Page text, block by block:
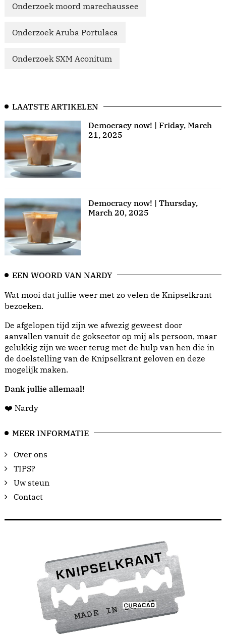
Onderzoek moord marechaussee
Onderzoek Aruba Portulaca
Onderzoek SXM Aconitum
LAATSTE ARTIKELEN
Democracy now! | Friday, March
21, 2025
Democracy now! | Thursday,
March 20, 2025
EEN WOORD VAN NARDY
Wat mooi dat jullie weer met zo velen de Knipselkrant
bezoeken.
De afgelopen tijd zijn we afwezig geweest door
aanvallen vanuit de goksector op mij als persoon, maar
gelukkig zijn we weer terug met de hulp van hen die in
de doelstelling van de Knipselkrant geloven en deze
mogelijk maken.
Dank jullie allemaal!
❤️ Nardy
MEER INFORMATIE
Over ons
TIPS?
Uw steun
Contact